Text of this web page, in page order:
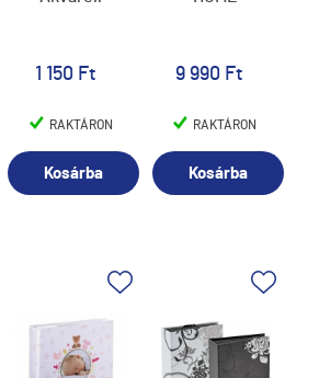
1 150 Ft
RAKTÁRON
Kosárba
9 990 Ft
RAKTÁRON
Kosárba